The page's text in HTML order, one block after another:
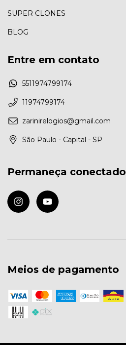
SUPER CLONES
BLOG
Entre em contato
5511974799174
11974799174
zarinirelogios@gmail.com
São Paulo - Capital - SP
Permaneça conectado
Meios de pagamento